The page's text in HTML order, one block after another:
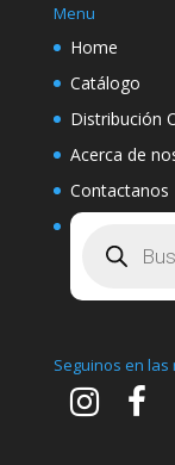
Menu
Home
Catálogo
Distribución
Acerca de
Contactanos
Seguinos en las